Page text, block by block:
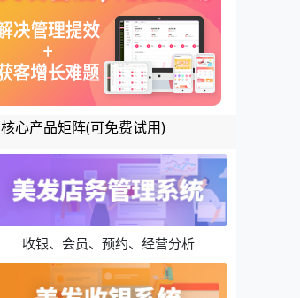
核心产品矩阵(可免费试用)
收银、会员、预约、经营分析